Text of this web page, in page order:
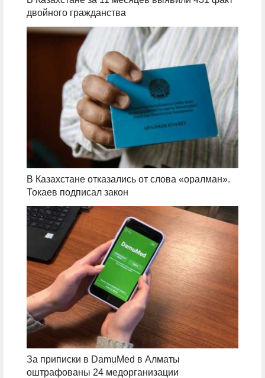
двойного гражданства
В Казахстане отказались от слова «оралман».
Токаев подписал закон
За приписки в DamuMed в Алматы
оштрафованы 24 медорганизации